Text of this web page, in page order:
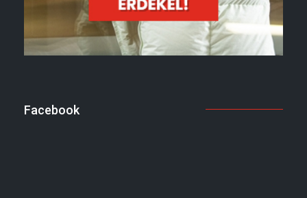
Facebook